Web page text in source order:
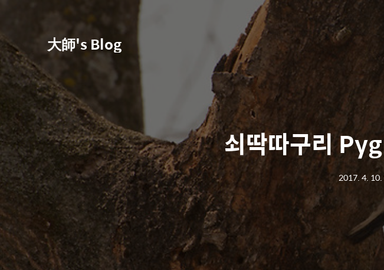
大師's Blog
쇠딱따구리
2017. 4.